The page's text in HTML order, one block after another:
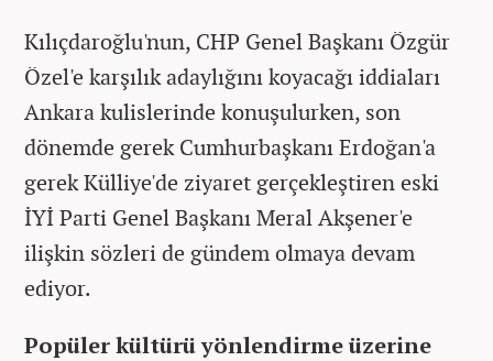
Kılıçdaroğlu'nun, CHP Genel Başkanı Özgür
Özel'e karşılık adaylığını koyacağı iddiaları
Ankara kulislerinde konuşulurken, son
dönemde gerek Cumhurbaşkanı Erdoğan'a
gerek Külliye'de ziyaret gerçekleştiren eski
İYİ Parti Genel Başkanı Meral Akşener'e
ilişkin sözleri de gündem olmaya devam
ediyor.
Popüler kültürü yönlendirme üzerine